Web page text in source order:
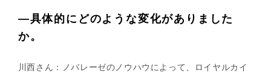
—具体的にどのような変化がありました
か。
川西さん：ノバレーゼのノウハウによって、ロイヤルカイ